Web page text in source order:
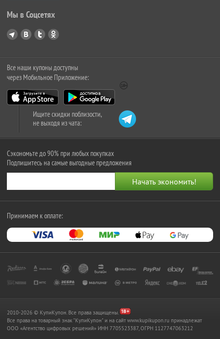
Мы в Соцсетях
Все наши купоны доступны
через Мобильное Приложение:
Ищите скидки поблизости,
не выходя из чата:
Сэкономьте до 90% при любых покупках
Подпишитесь на самые выгодные предложения
Принимаем к оплате:
2010-2026 © КупиКупон. Все права защищены.
Все права на товарный знак "КупиКупон" и на сайт www.kupikupon.ru принадлежат
OOO «Агентство цифровых решений» ИНН 7705523387, ОГРН 1127747063212